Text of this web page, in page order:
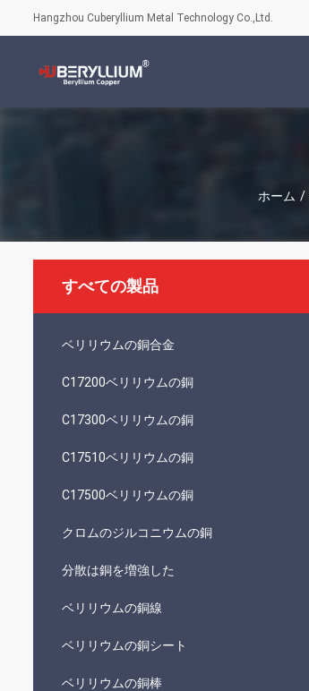
Hangzhou Cuberyllium Metal Technology Co.,Ltd.
ホーム /
すべての製品
ベリリウムの銅合金
C17200ベリリウムの銅
C17300ベリリウムの銅
C17510ベリリウムの銅
C17500ベリリウムの銅
クロムのジルコニウムの銅
分散は銅を増強した
ベリリウムの銅線
ベリリウムの銅シート
ベリリウムの銅棒